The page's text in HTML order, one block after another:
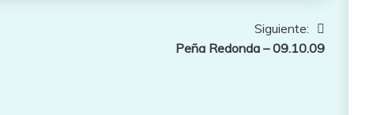
Siguiente:
Peña Redonda – 09.10.09